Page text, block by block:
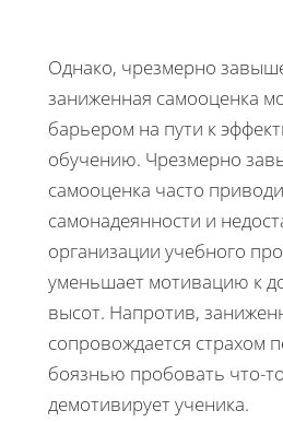
Однако, чрезмерно
заниженная самооценка
барьером на пути к
обучению. Чрезмерно
самооценка часто
самонадеянности и
организации учебного
уменьшает мотивацию к
высот. Напротив,
сопровождается страхом
боязнью пробовать что-
демотивирует ученика.